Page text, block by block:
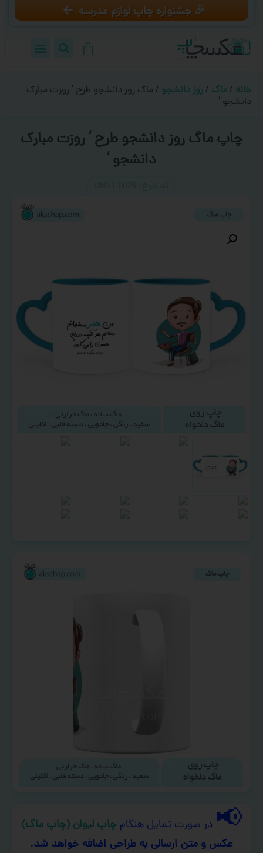
🎉 جشنواره چاپ لوازم مدرسه
خانه / ماگ / روز دانشجو / ماگ روز دانشجو طرح ‘ روزت مبارک
دانشجو ‘
چاپ ماگ روز دانشجو طرح ‘ روزت مبارک
دانشجو ‘
📢 در صورت تمایل هنگام چاپ لیوان (چاپ ماگ)
عکس و متن ارسالی به طراحی اضافه خواهد شد.